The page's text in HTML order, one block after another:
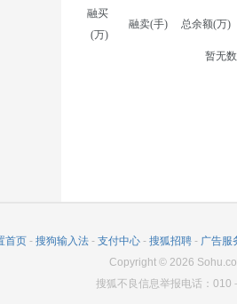
融买
(万)
融卖(手) 总余额(万)
暂无
首页 - 搜狗输入法 - 支付中心 - 搜狐招聘 - 广告服
Copyright© 2026
搜狐不良信息举报电话：010